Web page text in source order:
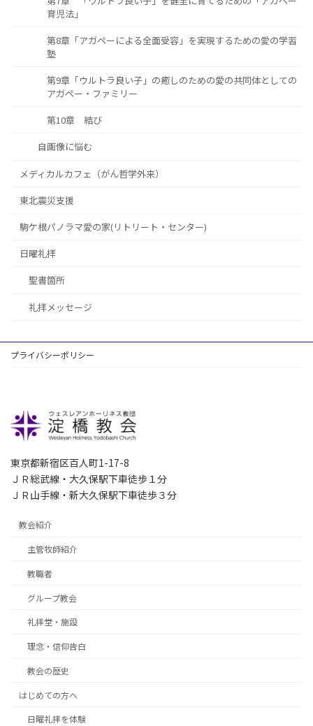
育児法」
第8章「アガペーによる全面受容」を実現するための愛の学習
塾
第9章「ウルトラ良い子」の癒しのための愛の共同体としての
アガペー・ファミリー
第10章 結び
自画像に悩む
メディカルカフェ（がん哲学外来）
東北震災支援
駒ケ根パノラマ愛の家(リトリート・センター)
日曜礼拝
聖書箇所
礼拝メッセージ
プライバシーポリシー
東京都新宿区百人町1-17-8
ＪＲ総武線・大久保駅下車徒歩１分
ＪＲ山手線・新大久保駅下車徒歩３分
教会紹介
主管牧師紹介
教職者
グループ教会
礼拝堂・施設
理念・信仰告白
教会の歴史
はじめての方へ
日曜礼拝を体験